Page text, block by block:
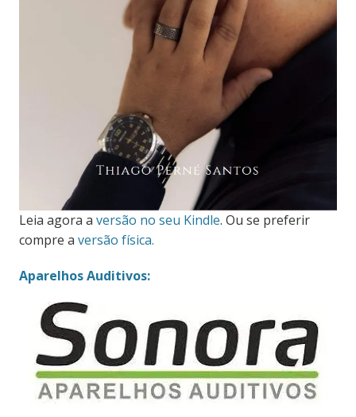
Leia agora a versão no seu Kindle. Ou se preferir
compre a versão física.
Aparelhos Auditivos: